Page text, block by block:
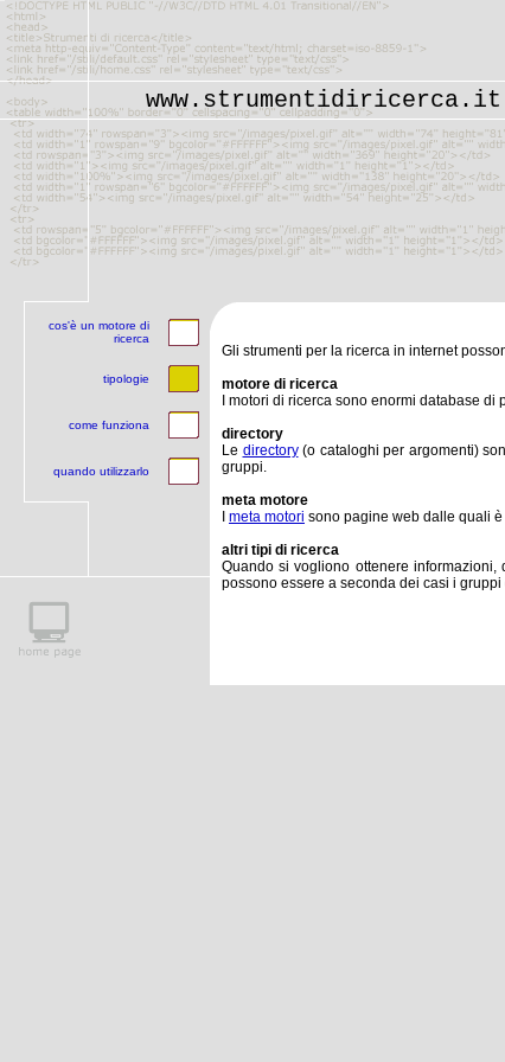
www.strumentidiricerca.it
cos'è un motore di
ricerca
tipologie
come funziona
quando utilizzarlo
Gli strumenti per la ricerca in internet
motore di ricerca
I motori di ricerca sono enormi database
directory
Le directory(o cataloghi per argomenti)
gruppi.
meta motore
meta motori sono pagine web dalle quali
altri tipi di ricerca
Quando si vogliono ottenere
possono essere a seconda dei casi i